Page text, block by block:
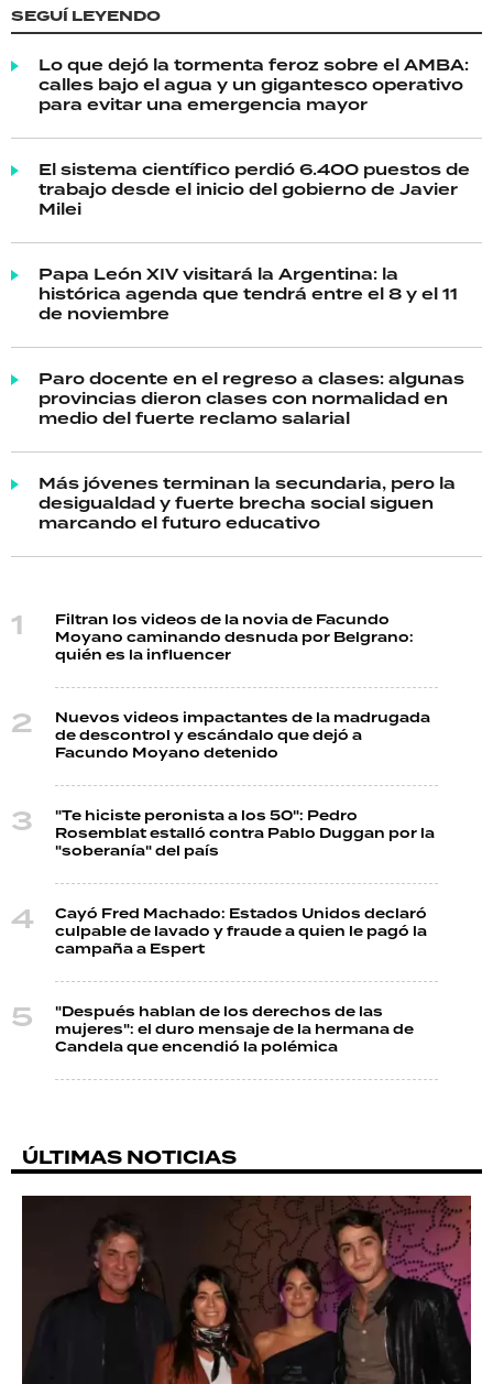
SEGUÍ LEYENDO
Lo que dejó la tormenta feroz sobre el AMBA:
calles bajo el agua y un gigantesco operativo
para evitar una emergencia mayor
El sistema científico perdió 6.400 puestos de
trabajo desde el inicio del gobierno de Javier
Milei
Papa León XIV visitará la Argentina: la
histórica agenda que tendrá entre el 8 y el 11
de noviembre
Paro docente en el regreso a clases: algunas
provincias dieron clases con normalidad en
medio del fuerte reclamo salarial
Más jóvenes terminan la secundaria, pero la
desigualdad y fuerte brecha social siguen
marcando el futuro educativo
Filtran los videos de la novia de Facundo
Moyano caminando desnuda por Belgrano:
quién es la influencer
Nuevos videos impactantes de la madrugada
de descontrol y escándalo que dejó a
Facundo Moyano detenido
"Te hiciste peronista a los 50": Pedro
Rosemblat estalló contra Pablo Duggan por la
"soberanía" del país
Cayó Fred Machado: Estados Unidos declaró
culpable de lavado y fraude a quien le pagó la
campaña a Espert
"Después hablan de los derechos de las
mujeres": el duro mensaje de la hermana de
Candela que encendió la polémica
ÚLTIMAS NOTICIAS